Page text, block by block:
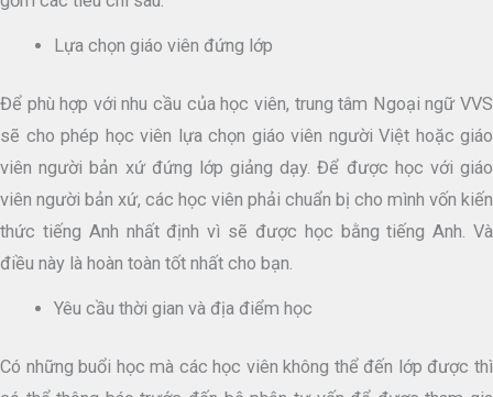
Lựa chọn giáo viên đứng lớp
Để phù hợp với nhu cầu của học viên, trung tâm Ngoại ngữ VVS
sẽ cho phép học viên lựa chọn giáo viên người Việt hoặc giáo
viên người bản xứ đứng lớp giảng dạy. Để được học với giáo
viên người bản xứ, các học viên phải chuẩn bị cho mình vốn kiến
thức tiếng Anh nhất định vì sẽ được học bằng tiếng Anh. Và
điều này là hoàn toàn tốt nhất cho bạn.
Yêu cầu thời gian và địa điểm học
Có những buổi học mà các học viên không thể đến lớp được thì